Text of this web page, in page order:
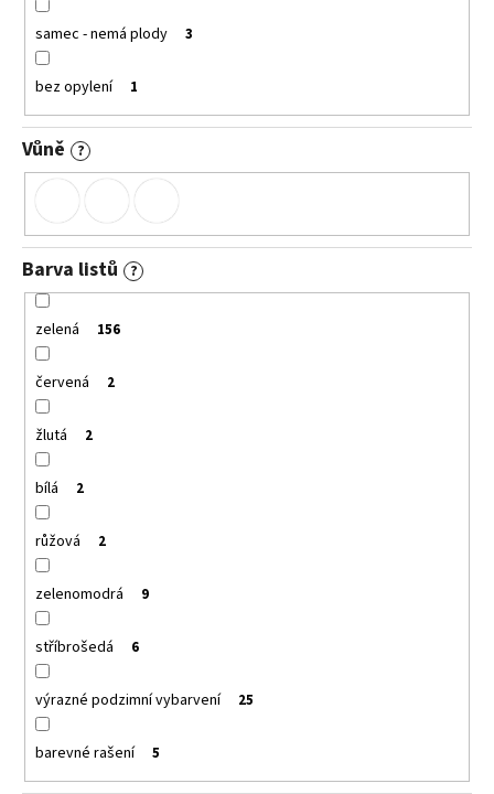
samec - nemá plody 3
bez opylení 1
Vůně ?
Barva listů ?
zelená 156
červená 2
žlutá 2
bílá 2
růžová 2
zelenomodrá 9
stříbrošedá 6
výrazné podzimní vybarvení 25
barevné rašení 5